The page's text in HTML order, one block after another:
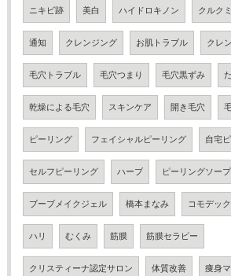
ニキビ跡 美白 ハイドロキノン クルク
通知 クレンジング お肌トラブル クレ
毛穴トラブル 毛穴つまり 毛穴黒ずみ
乾燥による毛穴 スキンケア 開き毛穴
ピーリング フェイシャルピーリング 自宅
セルフピーリング ハーブ ピーリングソープ
ブーブメイクジェル 橋本まなみ コモデッ
ハリ むくみ 筋膜 筋膜セラピー
クリスティーナ認定サロン 体質改善 痩身